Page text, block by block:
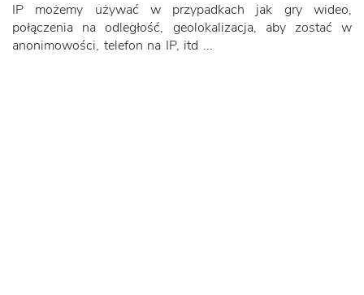
IP możemy używać w przypadkach jak gry wideo,
połączenia na odległość, geolokalizacja, aby zostać w
anonimowości, telefon na IP, itd ...